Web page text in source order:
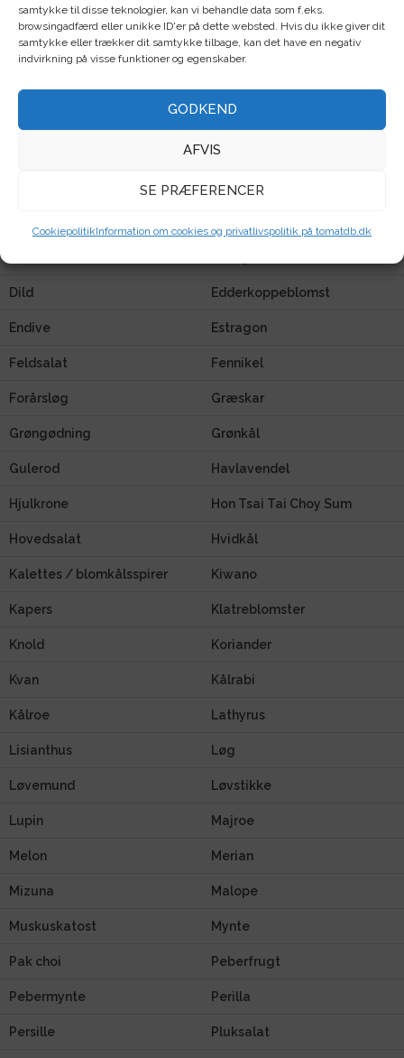
samtykke til disse teknologier, kan vi behandle data som f.eks.
browsingadfærd eller unikke ID'er på dette websted. Hvis du ikke giver dit
samtykke eller trækker dit samtykke tilbage, kan det have en negativ
indvirkning på visse funktioner og egenskaber.
GODKEND
AFVIS
SE PRÆFERENCER
CookiepolitikInformation om cookies og privatlivspolitik på tomatdb.dk
Asiatisk Aubergine
Basilikum Blomsterkarse
Bønneurt
Broccolikål
Cima di rapa
Dild Edderkoppeblomst
Endive Estragon
Feldsalat Fennikel
Forårsløg Græskar
Grøngødning Grønkål
Gulerod Havlavendel
Hjulkrone Hon Tsai Tai Choy Sum
Hovedsalat Hvidkål
Kalettes / blomkålsspirer Kiwano
Kapers Klatreblomster
Knold Koriander
Kvan Kålrabi
Kålroe Lathyrus
Lisianthus Løg
Løvemund Løvstikke
Lupin Majroe
Melon Merian
Mizuna Malope
Muskuskatost Mynte
Pak choi Peberfrugt
Pebermynte Perilla
Persille Pluksalat